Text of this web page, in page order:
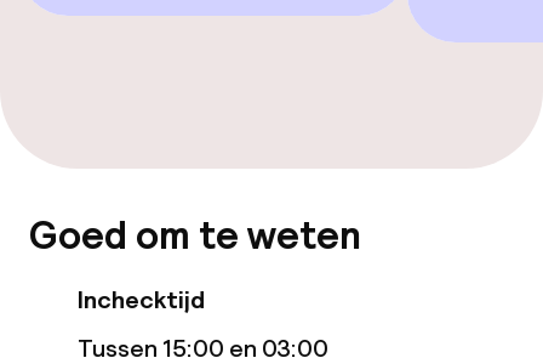
Eet- en drinkgelegenheden
Eet- en drinkdiensten
Goed om te weten
Inchecktijd
Tussen 15:00 en 03:00